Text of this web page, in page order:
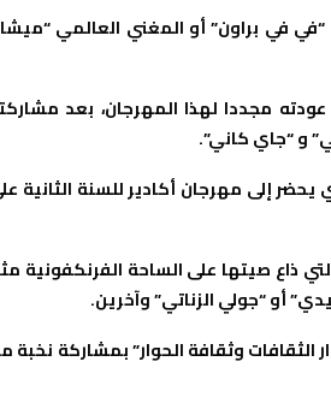
“في في براون” أو المغني العالمي
مجددا لهذا المهرجان، بعد
و “جاي كاني”.
إلى مهرجان أكادير للسنة الثانية
ذاع صيتها على الساحة الفرنكفونية
أو “جولي الزناتي” وآخرين.
وثقافة الحوار” بمشاركة نخبة